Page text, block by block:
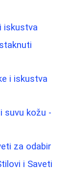
iskustva
i iskustva
suvu kožu -
za odabir
i Saveti